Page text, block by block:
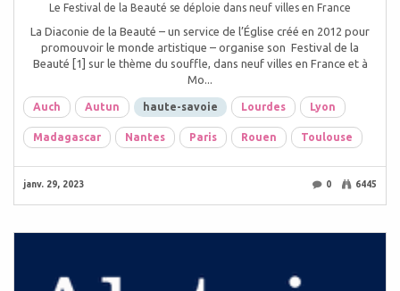
Le Festival de la Beauté se déploie dans neuf villes en France
La Diaconie de la Beauté – un service de l’Église créé en 2012 pour
promouvoir le monde artistique – organise son Festival de la
Beauté [1] sur le thème du souffle, dans neuf villes en France et à
Mo...
Auch Autun haute-savoie Lourdes Lyon
Madagascar Nantes Paris Rouen Toulouse
janv. 29, 2023 0 6445